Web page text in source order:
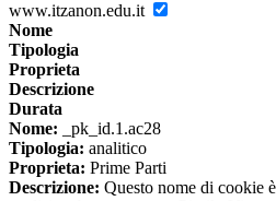
www.itzanon.edu.it
Nome
Tipologia
Proprieta
Descrizione
Durata
Nome: _pk_id.1.ac28
Tipologia: analitico
Proprieta: Prime Parti
Descrizione: Questo nome di cookie